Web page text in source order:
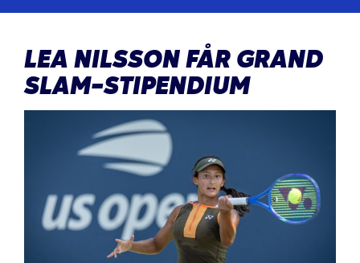
LEA NILSSON FÅR GRAND
SLAM-STIPENDIUM